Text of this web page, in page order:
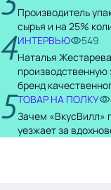
Производитель
сырья и на 25%
4ИНТЕРВЬЮ
549
Наталья
производственную
бренд
5ТОВАР НА ПОЛКУ
Зачем «ВкусВилл»
уезжает за